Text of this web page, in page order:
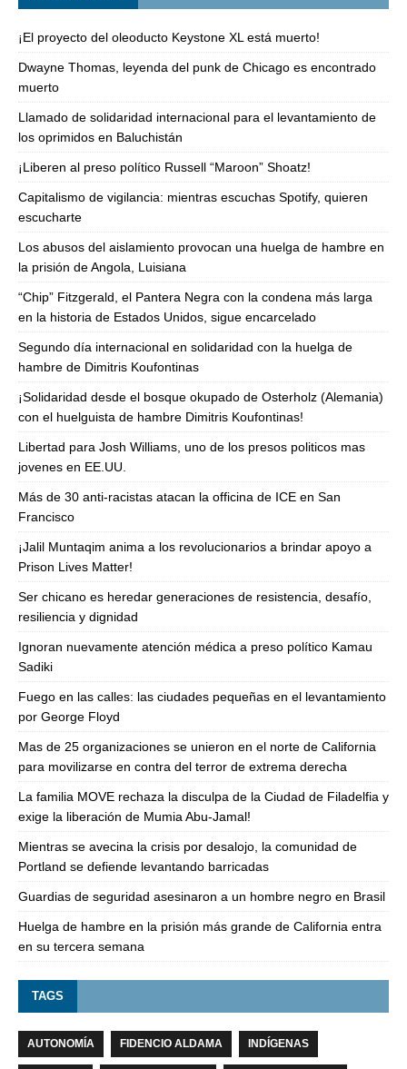
¡El proyecto del oleoducto Keystone XL está muerto!
Dwayne Thomas, leyenda del punk de Chicago es encontrado
muerto
Llamado de solidaridad internacional para el levantamiento de
los oprimidos en Baluchistán
¡Liberen al preso político Russell “Maroon” Shoatz!
Capitalismo de vigilancia: mientras escuchas Spotify, quieren
escucharte
Los abusos del aislamiento provocan una huelga de hambre en
la prisión de Angola, Luisiana
“Chip” Fitzgerald, el Pantera Negra con la condena más larga
en la historia de Estados Unidos, sigue encarcelado
Segundo día internacional en solidaridad con la huelga de
hambre de Dimitris Koufontinas
¡Solidaridad desde el bosque okupado de Osterholz (Alemania)
con el huelguista de hambre Dimitris Koufontinas!
Libertad para Josh Williams, uno de los presos politicos mas
jovenes en EE.UU.
Más de 30 anti-racistas atacan la officina de ICE en San
Francisco
¡Jalil Muntaqim anima a los revolucionarios a brindar apoyo a
Prison Lives Matter!
Ser chicano es heredar generaciones de resistencia, desafío,
resiliencia y dignidad
Ignoran nuevamente atención médica a preso político Kamau
Sadiki
Fuego en las calles: las ciudades pequeñas en el levantamiento
por George Floyd
Mas de 25 organizaciones se unieron en el norte de California
para movilizarse en contra del terror de extrema derecha
La familia MOVE rechaza la disculpa de la Ciudad de Filadelfia y
exige la liberación de Mumia Abu-Jamal!
Mientras se avecina la crisis por desalojo, la comunidad de
Portland se defiende levantando barricadas
Guardias de seguridad asesinaron a un hombre negro en Brasil
Huelga de hambre en la prisión más grande de California entra
en su tercera semana
TAGS
AUTONOMÍA FIDENCIO ALDAMA INDÍGENAS